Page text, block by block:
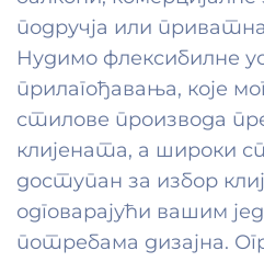
подручја или
Нудимо флексибилне
прилагођавања, које
стилове производа
клијената, а широки
доступан за избор
одговарајући вашим
потребама дизајна.